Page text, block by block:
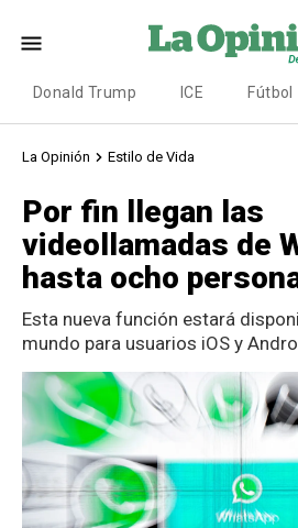
Donald Trump ICE Fútbol
La Opinión Estilo de Vida
Por fin llegan las
videollamadas de
hasta ocho
Esta nueva función estará
mundo para usuarios iOS y